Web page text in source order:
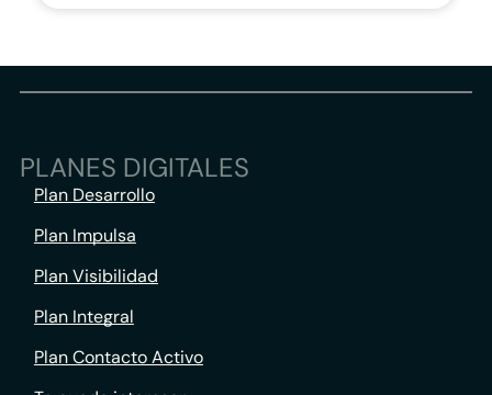
PLANES DIGITALES
Plan Desarrollo
Plan Impulsa
Plan Visibilidad
Plan Integral
Plan Contacto Activo